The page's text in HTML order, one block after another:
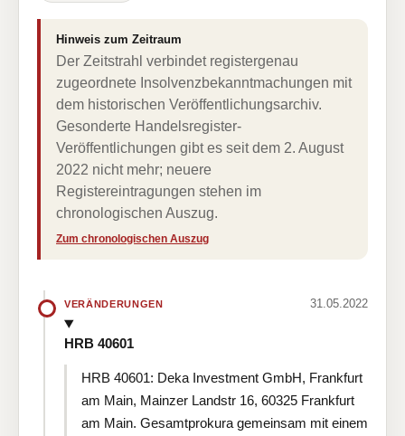
Hinweis zum Zeitraum
Der Zeitstrahl verbindet registergenau
zugeordnete Insolvenzbekanntmachungen mit
dem historischen Veröffentlichungsarchiv.
Gesonderte Handelsregister-
Veröffentlichungen gibt es seit dem 2. August
2022 nicht mehr; neuere
Registereintragungen stehen im
chronologischen Auszug.
Zum chronologischen Auszug
VERÄNDERUNGEN 31.05.2022
HRB 40601
HRB 40601: Deka Investment GmbH, Frankfurt
am Main, Mainzer Landstr 16, 60325 Frankfurt
am Main. Gesamtprokura gemeinsam mit einem